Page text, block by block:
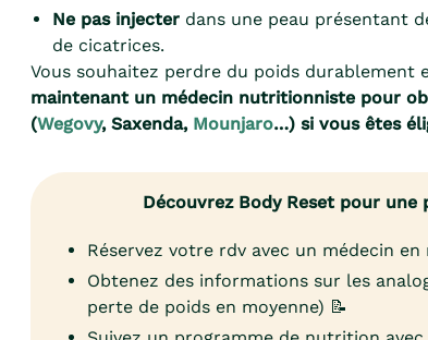
Ne pas injecter dans une peau présentant
de cicatrices.
Vous souhaitez perdre du poids durablement
maintenant un médecin nutritionniste pour
(Wegovy, Saxenda, Mounjaro…) si vous êtes
Découvrez Body Reset pour une
Réservez votre rdv avec un médecin en
Obtenez des informations sur les
perte de poids en moyenne) 📝